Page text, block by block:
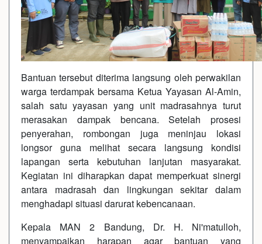
Bantuan tersebut diterima langsung oleh perwakilan
warga terdampak bersama Ketua Yayasan Al-Amin,
salah satu yayasan yang unit madrasahnya turut
merasakan dampak bencana. Setelah prosesi
penyerahan, rombongan juga meninjau lokasi
longsor guna melihat secara langsung kondisi
lapangan serta kebutuhan lanjutan masyarakat.
Kegiatan ini diharapkan dapat memperkuat sinergi
antara madrasah dan lingkungan sekitar dalam
menghadapi situasi darurat kebencanaan.
Kepala MAN 2 Bandung, Dr. H. Ni'matulloh,
menyampaikan harapan agar bantuan yang